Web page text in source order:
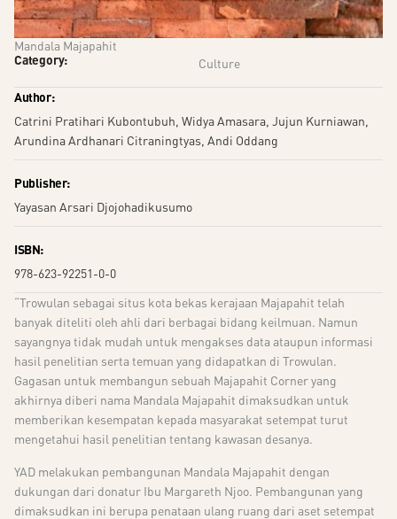
Mandala Majapahit
Category:
Culture
Author:
Catrini Pratihari Kubontubuh, Widya Amasara, Jujun Kurniawan,
Arundina Ardhanari Citraningtyas, Andi Oddang
Publisher:
Yayasan Arsari Djojohadikusumo
ISBN:
978-623-92251-0-0
“Trowulan sebagai situs kota bekas kerajaan Majapahit telah
banyak diteliti oleh ahli dari berbagai bidang keilmuan. Namun
sayangnya tidak mudah untuk mengakses data ataupun informasi
hasil penelitian serta temuan yang didapatkan di Trowulan.
Gagasan untuk membangun sebuah Majapahit Corner yang
akhirnya diberi nama Mandala Majapahit dimaksudkan untuk
memberikan kesempatan kepada masyarakat setempat turut
mengetahui hasil penelitian tentang kawasan desanya.
YAD melakukan pembangunan Mandala Majapahit dengan
dukungan dari donatur Ibu Margareth Njoo. Pembangunan yang
dimaksudkan ini berupa penataan ulang ruang dari aset setempat